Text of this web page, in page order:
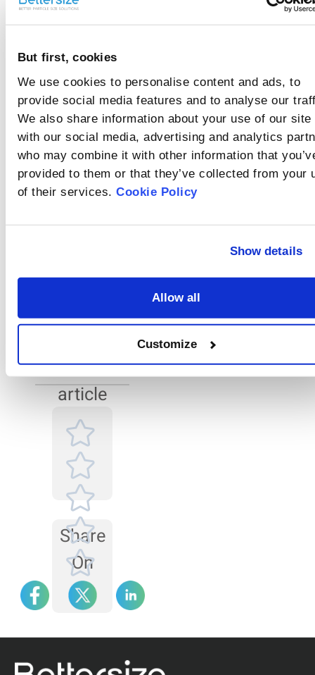
But first, cookies
We use cookies to personalise content and ads, to
provide social media features and to analyse our
We also share information about your use of our site
with our social media, advertising and analytics
who may combine it with other information that
provided to them or that they’ve collected from your
of their services.Cookie Policy
Show details
Allow all
Customize
液中で凝集すると測定
結果の精度が低下する
要です。
乾式法では粒子
はどのように分
か？
凝集・化学反応する試
ために乾式法で分析さ
れることが多いです。
オブスキュレー
ション（粒子濃
度・遮光率）と
は？
オブスキュレーション
とは、測定ゾーン内の
粒子によって散乱・吸
収される光の割合を指
し、粒子濃度を示す重
要な指標です。オブス
の光の遮蔽率が増し、
バックグラウン
ド信号とは？
バックグラウンド信号
度分布測定装置におい
屈折率は、光線が異な
際に曲げられる度合い
す。
バックグラウン
対策
が異常になる原因は
様々です。その対策
は、まずサンプルセル
ー光源とレンズを検査
し、最後にアライメン
トシステムを検査する
ことです。
this
article
Share
On